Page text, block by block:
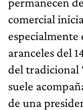
comercial
especialmente
aranceles del
del tradicional
suele
de una